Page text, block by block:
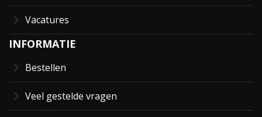
Vacatures
INFORMATIE
Bestellen
Veel gestelde vragen